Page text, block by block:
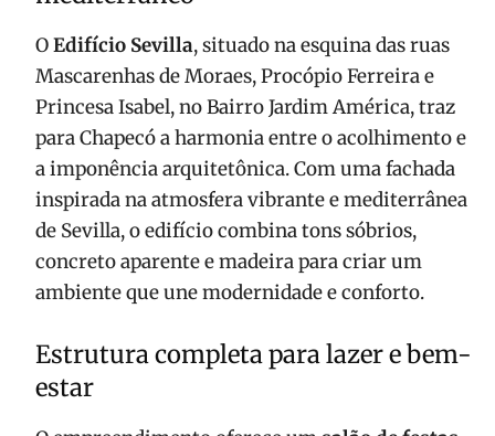
OEdifício Sevilla, situado na esquina das ruas
Mascarenhas de Moraes, Procópio Ferreira e
Princesa Isabel, no Bairro Jardim América, traz
para Chapecó a harmonia entre o acolhimento e
a imponência arquitetônica. Com uma fachada
inspirada na atmosfera vibrante e mediterrânea
de Sevilla, o edifício combina tons sóbrios,
concreto aparente e madeira para criar um
ambiente que une modernidade e conforto.
Estrutura completa para lazer e bem-
estar